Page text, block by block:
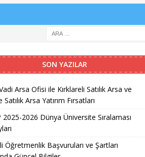
SON YAZILAR
Arsa Ofisi ile Kırklareli Satılık Arsa ve
Satılık Arsa Yatırım Fırsatları
2025-2026 Dünya Üniversite Sıralaması
Öğretmenlik Başvuruları ve Şartları